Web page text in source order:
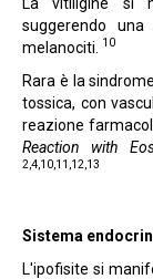
suggerendo
melanociti.
10
Rara è la
tossica, con
reazione
Reaction with
2,4,10,11,12,13
Sistema
L'ipofisite si